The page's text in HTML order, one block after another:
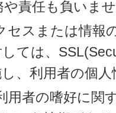
責任も負いま
セスまたは情報
ては、
、利用者の個
用者の嗜好に関